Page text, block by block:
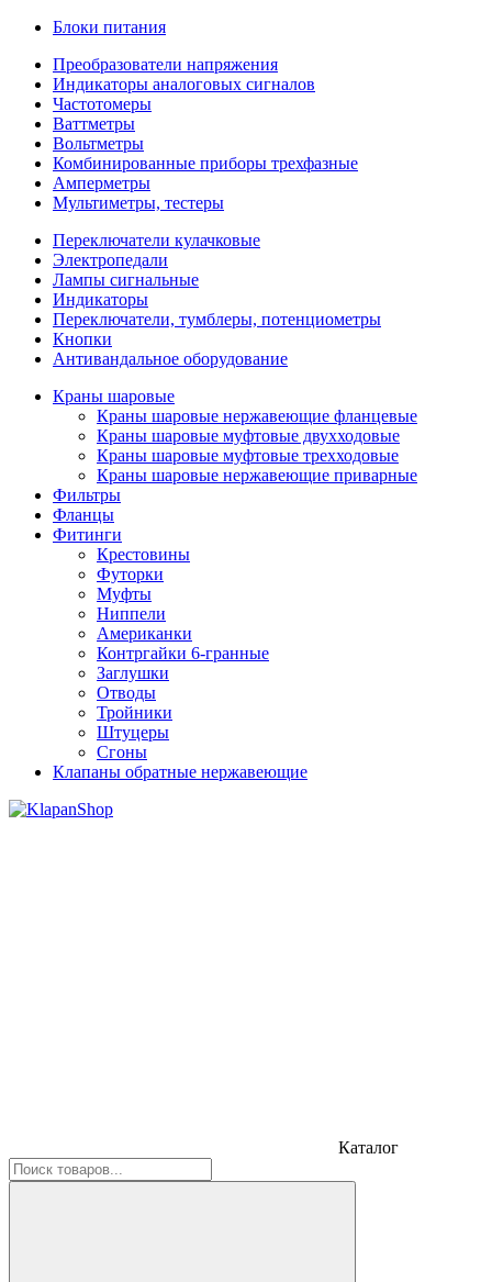
Блоки питания
Преобразователи напряжения
Индикаторы аналоговых сигналов
Частотомеры
Ваттметры
Вольтметры
Комбинированные приборы трехфазные
Амперметры
Мультиметры, тестеры
Переключатели кулачковые
Электропедали
Лампы сигнальные
Индикаторы
Переключатели, тумблеры, потенциометры
Кнопки
Антивандальное оборудование
Краны шаровые
Краны шаровые нержавеющие фланцевые
Краны шаровые муфтовые двухходовые
Краны шаровые муфтовые трехходовые
Краны шаровые нержавеющие приварные
Фильтры
Фланцы
Фитинги
Крестовины
Футорки
Муфты
Ниппели
Американки
Контргайки 6-гранные
Заглушки
Отводы
Тройники
Штуцеры
Сгоны
Клапаны обратные нержавеющие
Каталог